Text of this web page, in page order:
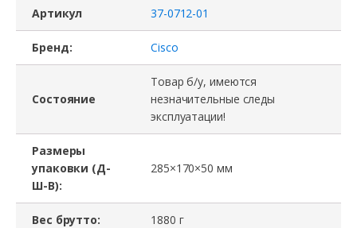
Артикул 37-0712-01
Бренд: Cisco
Состояние
Товар б/у, имеются
незначительные следы
эксплуатации!
Размеры
упаковки (Д-
Ш-В):
285×170×50 мм
Вес брутто: 1880 г